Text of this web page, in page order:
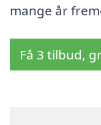
mange år
Få 3 tilbud,